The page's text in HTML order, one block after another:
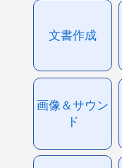
文書作成
画像＆サウン
ド